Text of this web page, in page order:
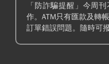
「防詐騙提醒」今周
作。ATM只有匯款及轉
訂單錯誤問題。隨時可